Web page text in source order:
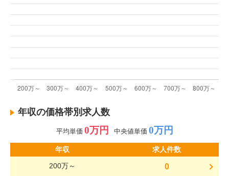
年収の価格帯別求人数
平均単価 0万円 中央値単価 0万円
年収
求人件数
200万～
0